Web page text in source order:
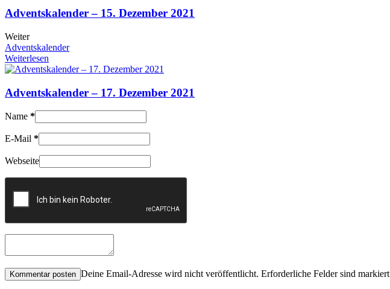
Adventskalender – 15. Dezember 2021
Weiter
Adventskalender
Weiterlesen
Adventskalender – 17. Dezember 2021
Name *
E-Mail *
Webseite
Deine Email-Adresse wird nicht veröffentlicht. Erforderliche Felder sind markiert